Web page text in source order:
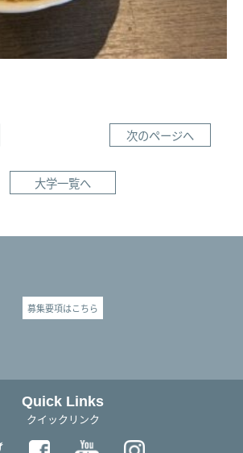
次のページへ
大学一覧へ
募集要項はこちら
Quick Links
クイックリンク